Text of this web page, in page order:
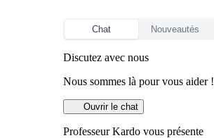
Chat Nouveautés
Discutez avec nous
Nous sommes là pour vous aider !
Ouvrir le chat
Professeur Kardo vous présente